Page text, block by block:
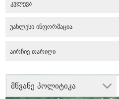
კვლევა
მწვანე პოლიტიკა
უახლესი ინფორმაცია